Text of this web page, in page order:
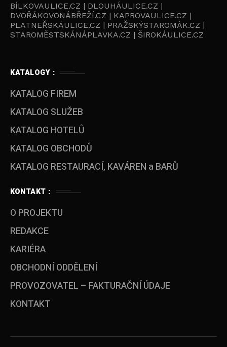
BÍLKOVAULICE.CZ | DLOUHÁULICE.CZ |
DVOŘÁKOVONÁBŘEŽÍ.CZ | KAPROVAULICE.CZ |
PLATNEŘSKÁULICE.CZ | PRAŽSKÝSTAROMÁK.CZ |
STAROMĚSTSKÁNÁPLAVKA.CZ | ŠIROKÁULICE.CZ
KATALOGY :
KATALOG FIREM
KATALOG SLUŽEB
KATALOG HOTELŮ
KATALOG OBCHODŮ
KATALOG RESTAURACÍ, KAVÁREN a BARŮ
KONTAKT :
O PROJEKTU
REDAKCE
KARIÉRA
OBCHODNÍ ODDĚLENÍ
PROVOZOVATEL – FAKTURAČNÍ ÚDAJE
KONTAKT